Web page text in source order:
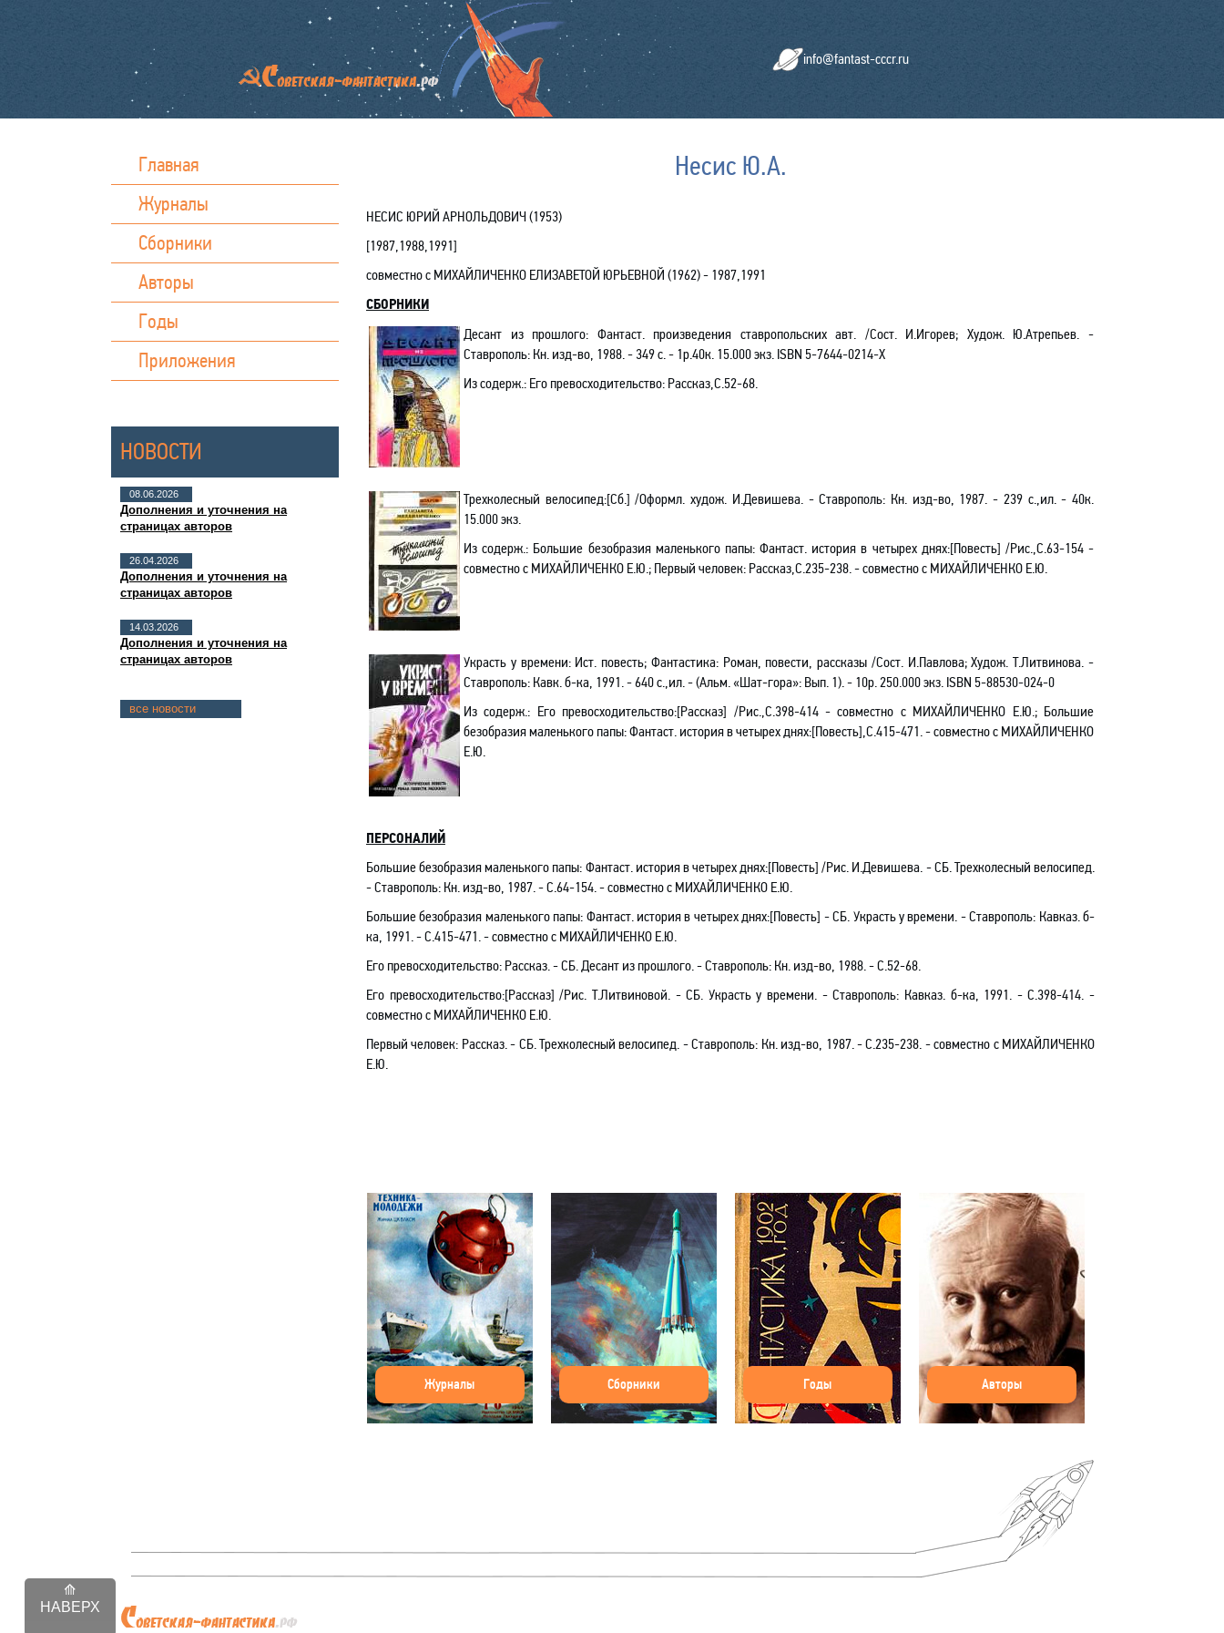
НАВЕРХ
info@fantast-cccr.ru
Главная
Журналы
Сборники
Авторы
Годы
Приложения
НОВОСТИ
08.06.2026
Дополнения и уточнения на
страницах авторов
26.04.2026
Дополнения и уточнения на
страницах авторов
14.03.2026
Дополнения и уточнения на
страницах авторов
все новости
Несис Ю.А.
НЕСИС ЮРИЙ АРНОЛЬДОВИЧ (1953)
[1987,1988,1991]
совместно с МИХАЙЛИЧЕНКО ЕЛИЗАВЕТОЙ ЮРЬЕВНОЙ (1962) - 1987,1991
СБОРНИКИ
Десант из прошлого: Фантаст. произведения ставропольских авт. /Сост. И.Игорев; Худож. Ю.Атрепьев. -
Ставрополь: Кн. изд-во, 1988. - 349 с. - 1р.40к. 15.000 экз. ISBN 5-7644-0214-Х
Из содерж.: Его превосходительство: Рассказ,С.52-68.
Трехколесный велосипед:[Сб.] /Оформл. худож. И.Девишева. - Ставрополь: Кн. изд-во, 1987. - 239 с.,ил. - 40к.
15.000 экз.
Из содерж.: Большие безобразия маленького папы: Фантаст. история в четырех днях:[Повесть] /Рис.,С.63-154 -
совместно с МИХАЙЛИЧЕНКО Е.Ю.; Первый человек: Рассказ,С.235-238. -совместно с МИХАЙЛИЧЕНКО Е.Ю.
Украсть у времени: Ист. повесть; Фантастика: Роман, повести, рассказы /Сост. И.Павлова; Худож. Т.Литвинова. -
Ставрополь: Кавк. б-ка, 1991. - 640 с.,ил. - (Альм. «Шат-гора»: Вып. 1). - 10р. 250.000 экз. ISBN 5-88530-024-0
Из содерж.: Его превосходительство:[Рассказ] /Рис.,С.398-414-совместно с МИХАЙЛИЧЕНКО Е.Ю.; Большие
безобразия маленького папы: Фантаст. история в четырех днях:[Повесть],С.415-471. -совместно с МИХАЙЛИЧЕНКО
Е.Ю.
ПЕРСОНАЛИЙ
Большие безобразия маленького папы: Фантаст. история в четырех днях:[Повесть] /Рис. И.Девишева. - СБ. Трехколесный велосипед.
- Ставрополь: Кн. изд-во, 1987. - С.64-154. -совместно с МИХАЙЛИЧЕНКО Е.Ю.
Большие безобразия маленького папы: Фантаст. история в четырех днях:[Повесть] - СБ. Украсть у времени. - Ставрополь: Кавказ. б-
ка, 1991. - С.415-471. -совместно с МИХАЙЛИЧЕНКО Е.Ю.
Его превосходительство: Рассказ. - СБ. Десант из прошлого.- Ставрополь: Кн. изд-во, 1988. - С.52-68.
Его превосходительство:[Рассказ] /Рис. Т.Литвиновой. - СБ. Украсть у времени. - Ставрополь: Кавказ. б-ка, 1991. - С.398-414. -
совместно с МИХАЙЛИЧЕНКО Е.Ю.
Первый человек: Рассказ. - СБ. Трехколесный велосипед. - Ставрополь: Кн. изд-во, 1987. -С.235-238. -совместно с МИХАЙЛИЧЕНКО
Е.Ю.
Журналы Сборники Годы Авторы